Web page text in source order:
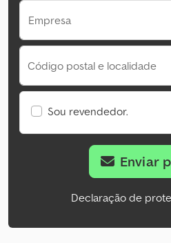
Empresa
Código postal e localidade
Sou revendedor.
Enviar
Declaração de